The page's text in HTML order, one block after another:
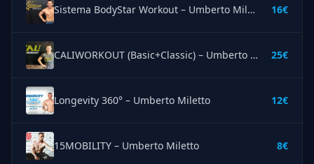
Sistema BodyStar Workout – Umberto Miletto 16€
CALIWORKOUT (Basic+Classic) – Umberto Miletto 25€
Longevity 360° – Umberto Miletto 12€
15MOBILITY – Umberto Miletto 8€